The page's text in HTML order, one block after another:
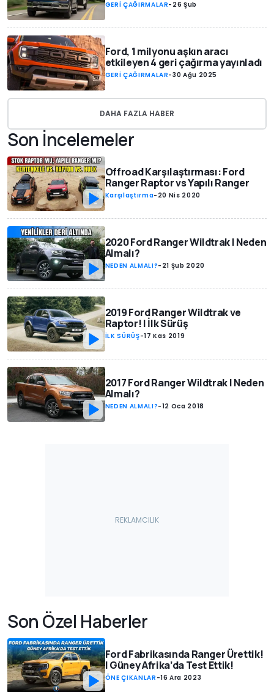
GERİ ÇAĞIRMALAR- 26 Şub
Ford, 1 milyonu aşkın aracı
etkileyen 4 geri çağırma yayınladı
GERİ ÇAĞIRMALAR-30 Ağu 2025
DAHA FAZLA HABER
Son İncelemeler
Offroad Karşılaştırması: Ford
Ranger Raptor vs Yapılı Ranger
Karşılaştırma- 20 Nis 2020
2020 Ford Ranger Wildtrak | Neden
Almalı?
NEDEN ALMALI?- 21 Şub 2020
2019 Ford Ranger Wildtrak ve
Raptor! | İlk Sürüş
İLK SÜRÜŞ-17 Kas 2019
2017 Ford Ranger Wildtrak | Neden
Almalı?
NEDEN ALMALI?-12 Oca 2018
Son Özel Haberler
Ford Fabrikasında Ranger Ürettik!
| Güney Afrika’da Test Ettik!
ÖNE ÇIKANLAR -16 Ara 2023